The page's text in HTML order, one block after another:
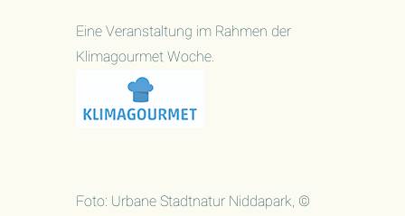
Eine Veranstaltung im Rahmen der
Klimagourmet Woche.
Foto: Urbane Stadtnatur Niddapark, ©